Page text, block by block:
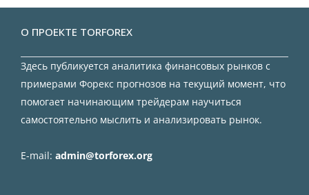
О ПРОЕКТЕ TORFOREX
Здесь публикуется аналитика финансовых рынков с
примерами Форекс прогнозов на текущий момент, что
помогает начинающим трейдерам научиться
самостоятельно мыслить и анализировать рынок.
E-mail: admin@torforex.org